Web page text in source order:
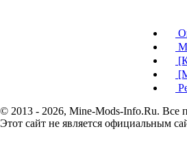
© 2013 - 2026, Mine-Mods-Info.Ru. Все
Этот сайт не является официальным